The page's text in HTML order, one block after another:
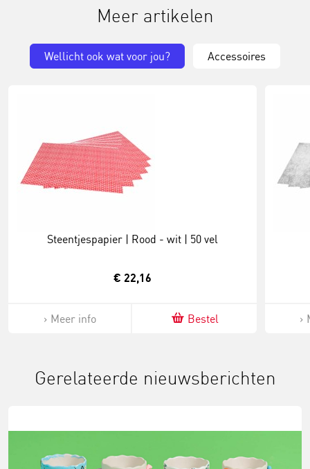
Meer artikelen
Wellicht ook wat voor jou? Accessoires
Steentjespapier | Rood - wit | 50 vel
€ 22,16
Meer info Bestel
Gerelateerde nieuwsberichten